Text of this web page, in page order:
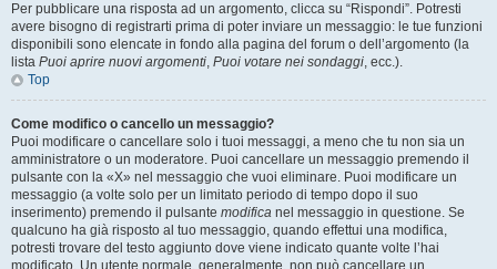
Per pubblicare una risposta ad un argomento, clicca su “Rispondi”. Potresti
avere bisogno di registrarti prima di poter inviare un messaggio: le tue funzioni
disponibili sono elencate in fondo alla pagina del forum o dell’argomento (la
lista Puoi aprire nuovi argomenti, Puoi votare nei sondaggi, ecc.).
Top
Come modifico o cancello un messaggio?
Puoi modificare o cancellare solo i tuoi messaggi, a meno che tu non sia un
amministratore o un moderatore. Puoi cancellare un messaggio premendo il
pulsante con la «X» nel messaggio che vuoi eliminare. Puoi modificare un
messaggio (a volte solo per un limitato periodo di tempo dopo il suo
inserimento) premendo il pulsante modifica nel messaggio in questione. Se
qualcuno ha già risposto al tuo messaggio, quando effettui una modifica,
potresti trovare del testo aggiunto dove viene indicato quante volte l’hai
modificato. Un utente normale, generalmente, non può cancellare un